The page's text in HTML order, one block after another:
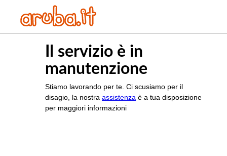
Il servizio è in
manutenzione
Stiamo lavorando per te. Ci scusiamo per il
disagio, la nostra assistenza è a tua disposizione
per maggiori informazioni